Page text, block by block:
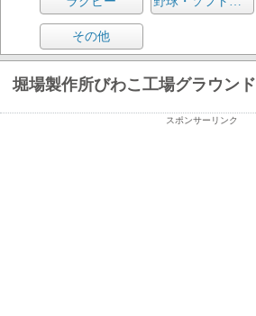
その他
堀場製作所びわこ工場グラウンド
スポンサーリンク